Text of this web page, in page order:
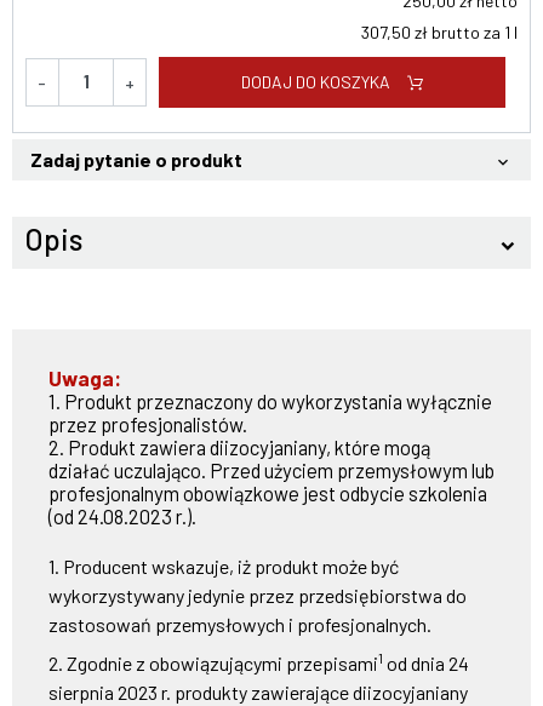
307,50 zł brutto za 1 l
- + DODAJ DO KOSZYKA
keyboard_arrow_down
Zadaj pytanie o produkt
keyboard_arrow_down
Opis
Uwaga:
1. Produkt przeznaczony do wykorzystania wyłącznie
przez profesjonalistów.
2. Produkt zawiera diizocyjaniany, które mogą
działać uczulająco. Przed użyciem przemysłowym lub
profesjonalnym obowiązkowe jest odbycie szkolenia
(od 24.08.2023 r.).
1. Producent wskazuje, iż produkt może być
wykorzystywany jedynie przez przedsiębiorstwa do
zastosowań przemysłowych i profesjonalnych.
2. Zgodnie z obowiązującymi przepisami1 od dnia 24
sierpnia 2023 r. produkty zawierające diizocyjaniany